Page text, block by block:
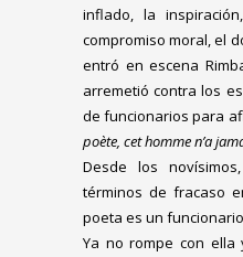
inflado, la
compromiso moral, el
entró en escena
arremetió contra los
de funcionarios para
poète, cet homme n’a
Desde los
términos de fracaso
poeta es un
Ya no rompe con